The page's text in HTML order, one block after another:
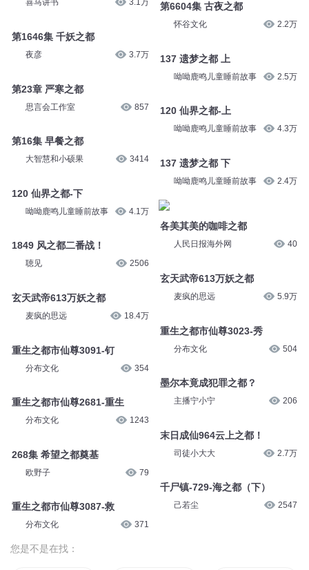
喜马讲书 3.1万
第1646集 千妖之都
夜彦 3.7万
第23章 严寒之都
思言会工作室 857
第16集 早餐之都
大智慧和小硕果 3414
120 仙界之都-下
呦呦鹿鸣儿童睡前故事 4.1万
1849 风之都二番战！
聴见 2506
玄天武帝613万妖之都
麦疯的思远 18.4万
重生之都市仙尊3091-钉
分布文化 354
重生之都市仙尊2681-重生
分布文化 1243
268集 希望之都奠基
欧野子 79
重生之都市仙尊3087-救
分布文化 371
第6604集 古夜之都
怀谷文化 2.2万
137 遗梦之都 上
呦呦鹿鸣儿童睡前故事 2.5万
120 仙界之都-上
呦呦鹿鸣儿童睡前故事 4.3万
137 遗梦之都 下
呦呦鹿鸣儿童睡前故事 2.4万
各美其美的咖啡之都
人民日报海外网 40
玄天武帝613万妖之都
麦疯的思远 5.9万
重生之都市仙尊3023-秀
分布文化 504
墨尔本竟成犯罪之都？
主播宁小宁 206
末日成仙964云上之都！
司徒小大大 2.7万
千尸镇-729-海之都（下）
己若尘 2547
您是不是在找：